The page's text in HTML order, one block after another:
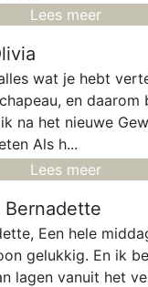
Lees meer
wat je hebt
en daarom
na het nieuwe
Als h...
Lees meer
Bernadette
Een hele
gelukkig. En ik
lagen vanuit het